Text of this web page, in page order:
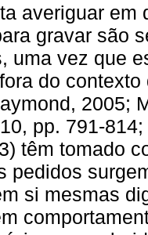
averiguar
gravar são
uma vez que
do
2005;
pp. 791-
têm tomado
pedidos
si mesmas